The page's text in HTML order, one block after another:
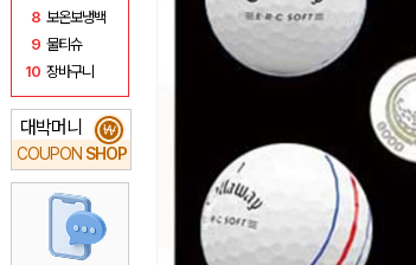
8 보온보냉백
9 물티슈
10 장바구니
대박머니
COUPON SHOP
₩